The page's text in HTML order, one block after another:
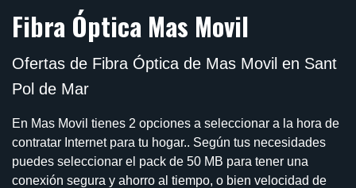
Fibra Óptica Mas Movil
Ofertas de Fibra Óptica de Mas Movil en Sant
Pol de Mar
En Mas Movil tienes 2 opciones a seleccionar a la hora de
contratar Internet para tu hogar.. Según tus necesidades
puedes seleccionar el pack de 50 MB para tener una
conexión segura y ahorro al tiempo, o bien velocidad de